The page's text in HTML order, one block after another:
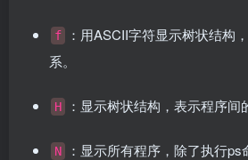
f
：用ASCII字符显示树状结构
系。
H ：显示树状结构，表示程序间
N
：显示所有程序，除了执行